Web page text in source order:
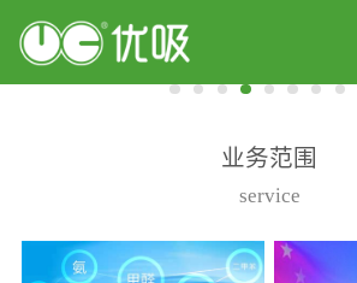
业务范围
service